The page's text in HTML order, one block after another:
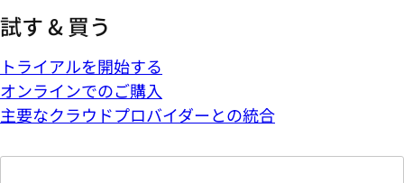
試す & 買う
トライアルを開始する
オンラインでのご購入
主要なクラウドプロバイダーとの統合